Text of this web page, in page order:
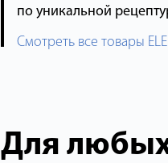
по уникальной
Смотреть все товары
Для